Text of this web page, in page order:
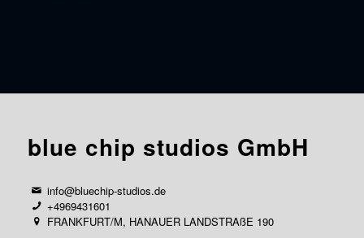
blue chip studios GmbH
info@bluechip-studios.de
+4969431601
FRANKFURT/M, HANAUER LANDSTRAßE 190